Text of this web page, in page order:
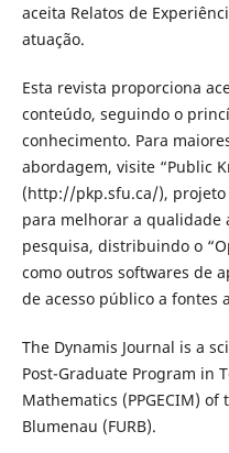
aceita Relatos de
atuação.
Esta revista proporciona
conteúdo, seguindo o
conhecimento. Para
abordagem, visite “Public
(http://pkp.sfu.ca/), projeto
para melhorar a qualidade
pesquisa, distribuindo o
como outros softwares de
de acesso público a fontes
The Dynamis Journal is a
Post-Graduate Program in
Mathematics (PPGECIM)
Blumenau (FURB).